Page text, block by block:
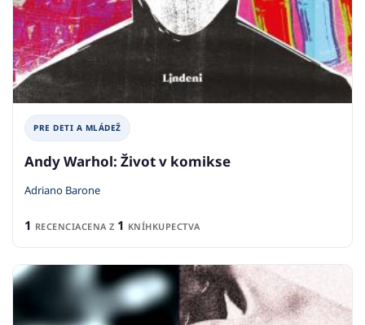
PRE DETI A MLÁDEŽ
Andy Warhol: Život v komikse
Adriano Barone
1 RECENCIACENA Z 1 KNÍHKUPECTVA